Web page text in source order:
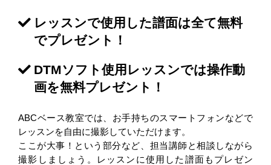
レッスンで使用した譜面は全て無料
でプレゼント！
DTMソフト使用レッスンでは操作動
画を無料プレゼント！
ABCベース教室では、お手持ちのスマートフォンなどで
レッスンを自由に撮影していただけます。
ここが大事！という部分など、担当講師と相談しながら
撮影しましょう。レッスンに使用した譜面もプレゼン